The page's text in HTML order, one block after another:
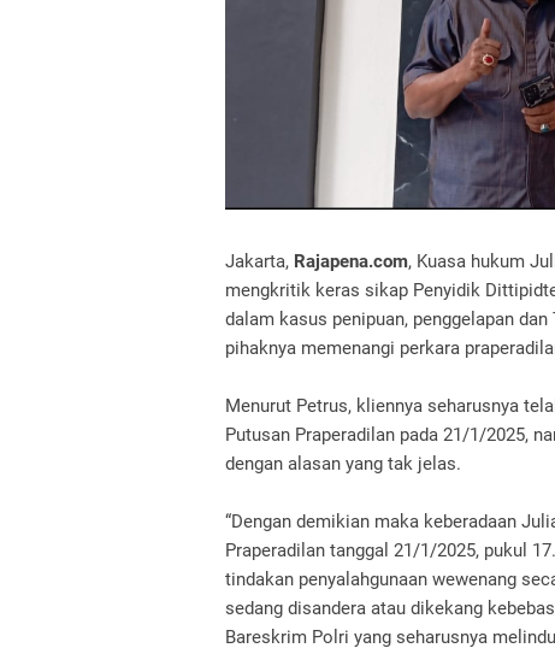
Jakarta, Rajapena.com, Kuasa hukum
mengkritik keras sikap Penyidik
dalam kasus penipuan, penggelapan
pihaknya memenangi perkara
Menurut Petrus, kliennya seharusnya
Putusan Praperadilan pada 21/1/2025,
dengan alasan yang tak jelas.
“Dengan demikian maka keberadaan
Praperadilan tanggal 21/1/2025, pukul
tindakan penyalahgunaan wewenang
sedang disandera atau dikekang
Bareskrim Polri yang seharusnya